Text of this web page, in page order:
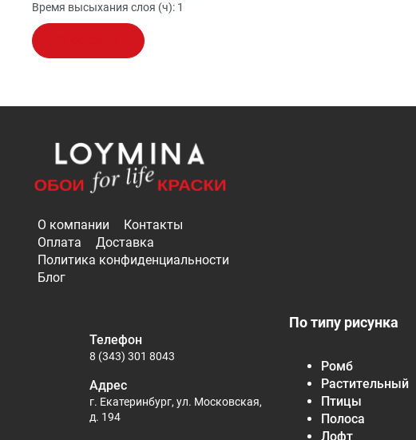
Время высыхания слоя (ч): 1
О компании
Контакты
Оплата
Доставка
Политика конфиденциальности
Блог
По типу рисунка
Ромб
Растительный
Птицы
Полоса
Лофт
Телефон
8 (343) 301 8043
Адрес
г. Екатеринбург, ул. Московская,
д. 194